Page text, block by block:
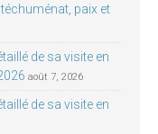
paix et
de sa visite en
août 7, 2026
de sa visite en